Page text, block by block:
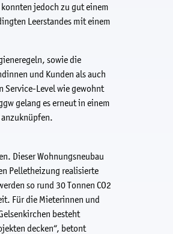
jedoch zu gut einem
Leerstandes mit einem
sowie die
und Kunden als auch
Service-Level wie gewohnt
gelang es erneut in einem
Dieser Wohnungsneubau
Pelletheizung realisierte
so rund 30 Tonnen CO2
Für die Mieterinnen und
besteht
decken“, betont